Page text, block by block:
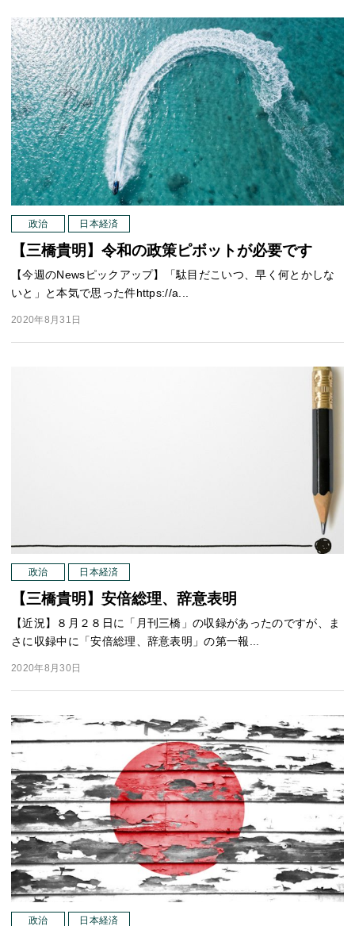
政治 日本経済
【三橋貴明】令和の政策ピボットが必要です
【今週のNewsピックアップ】「駄目だこいつ、早く何とかしな
いと」と本気で思った件https://a...
2020年8月31日
政治 日本経済
【三橋貴明】安倍総理、辞意表明
【近況】８月２８日に「月刊三橋」の収録があったのですが、ま
さに収録中に「安倍総理、辞意表明」の第一報...
2020年8月30日
政治 日本経済